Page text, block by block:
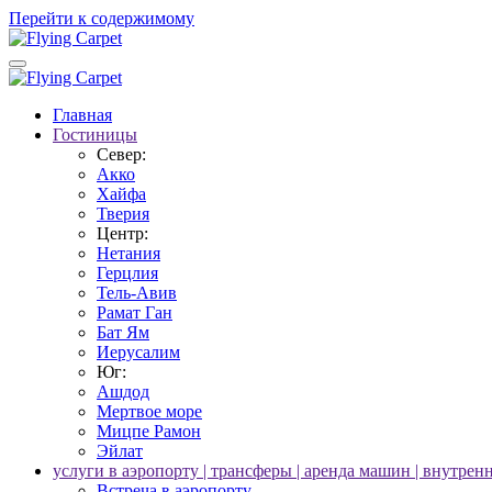
Перейти к содержимому
Главная
Гостиницы
Север:
Акко
Хайфа
Тверия
Центр:
Нетания
Герцлия
Тель-Авив
Рамат Ган
Бат Ям
Иерусалим
Юг:
Ашдод
Мертвое море
Мицпе Рамон
Эйлат
услуги в аэропорту | трансферы | аренда машин |